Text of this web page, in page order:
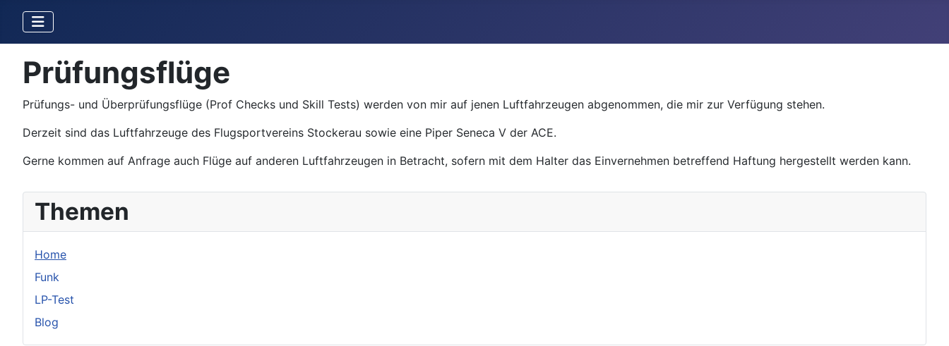
Prüfungsflüge
Prüfungs- und Überprüfungsflüge (Prof Checks und Skill Tests) werden von mir auf jenen Luftfahrzeugen abgenommen, die mir zur Verfügung stehen.
Derzeit sind das Luftfahrzeuge des Flugsportvereins Stockerau sowie eine Piper Seneca V der ACE.
Gerne kommen auf Anfrage auch Flüge auf anderen Luftfahrzeugen in Betracht, sofern mit dem Halter das Einvernehmen betreffend Haftung hergestellt werden kann.
Themen
Home
Funk
LP-Test
Blog